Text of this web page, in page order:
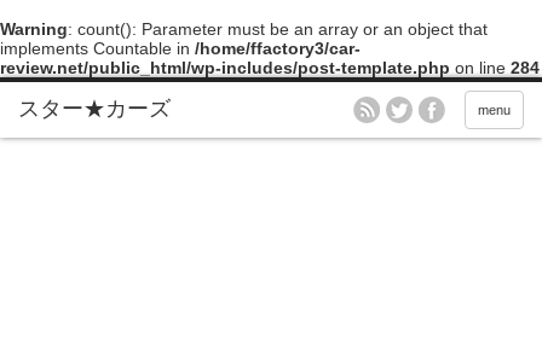
Warning: count(): Parameter must be an array or an object that
implements Countable in /home/ffactory3/car-
review.net/public_html/wp-includes/post-template.php on line 284
menu